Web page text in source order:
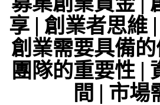
享 | 創業者思維
創業需要具備
團隊的重要性 |
間 | 市場